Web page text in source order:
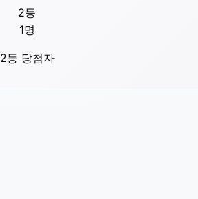
2등
1명
2등 당첨자